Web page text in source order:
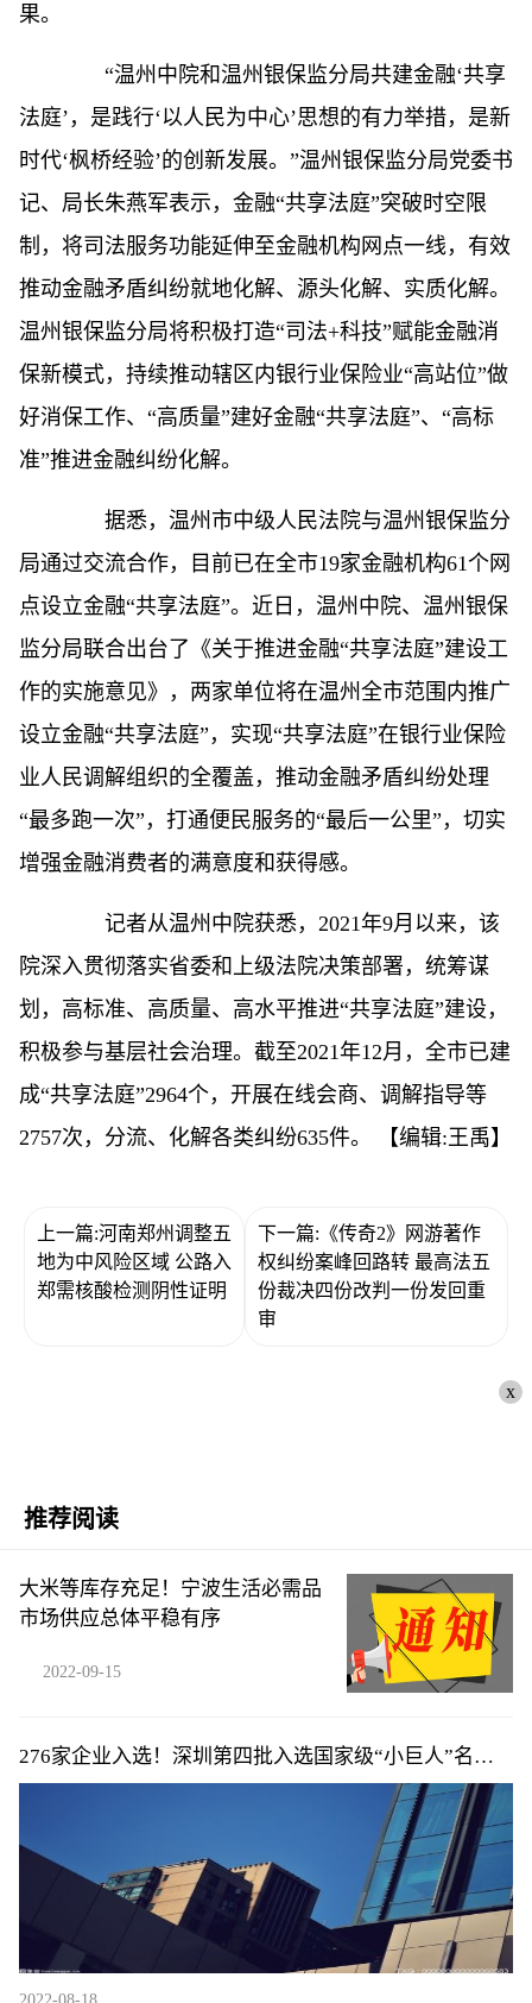
果。
“温州中院和温州银保监分局共建金融‘共享
法庭’，是践行‘以人民为中心’思想的有力举措，是新
时代‘枫桥经验’的创新发展。”温州银保监分局党委书
记、局长朱燕军表示，金融“共享法庭”突破时空限
制，将司法服务功能延伸至金融机构网点一线，有效
推动金融矛盾纠纷就地化解、源头化解、实质化解。
温州银保监分局将积极打造“司法+科技”赋能金融消
保新模式，持续推动辖区内银行业保险业“高站位”做
好消保工作、“高质量”建好金融“共享法庭”、“高标
准”推进金融纠纷化解。
据悉，温州市中级人民法院与温州银保监分
局通过交流合作，目前已在全市19家金融机构61个网
点设立金融“共享法庭”。近日，温州中院、温州银保
监分局联合出台了《关于推进金融“共享法庭”建设工
作的实施意见》，两家单位将在温州全市范围内推广
设立金融“共享法庭”，实现“共享法庭”在银行业保险
业人民调解组织的全覆盖，推动金融矛盾纠纷处理
“最多跑一次”，打通便民服务的“最后一公里”，切实
增强金融消费者的满意度和获得感。
记者从温州中院获悉，2021年9月以来，该
院深入贯彻落实省委和上级法院决策部署，统筹谋
划，高标准、高质量、高水平推进“共享法庭”建设，
积极参与基层社会治理。截至2021年12月，全市已建
成“共享法庭”2964个，开展在线会商、调解指导等
2757次，分流、化解各类纠纷635件。
【编辑:王禹】
上一篇:河南郑州调整五
地为中风险区域 公路入
郑需核酸检测阴性证明
下一篇:《传奇2》网游著作
权纠纷案峰回路转 最高法五
份裁决四份改判一份发回重
审
x
推荐阅读
大米等库存充足！宁波生活必需品
市场供应总体平稳有序
2022-09-15
276家企业入选！深圳第四批入选国家级“小巨人”名单
公布